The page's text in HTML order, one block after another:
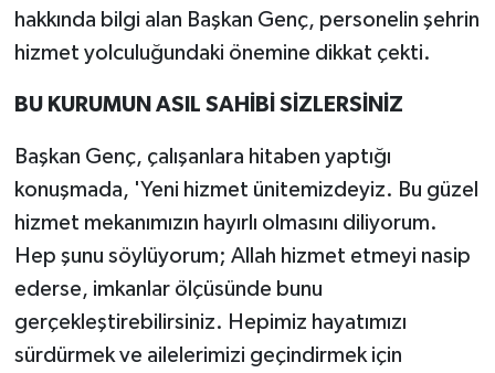
hakkında bilgi alan Başkan Genç, personelin şehrin
hizmet yolculuğundaki önemine dikkat çekti.
BU KURUMUN ASIL SAHİBİ SİZLERSİNİZ
Başkan Genç, çalışanlara hitaben yaptığı
konuşmada, 'Yeni hizmet ünitemizdeyiz. Bu güzel
hizmet mekanımızın hayırlı olmasını diliyorum.
Hep şunu söylüyorum; Allah hizmet etmeyi nasip
ederse, imkanlar ölçüsünde bunu
gerçekleştirebilirsiniz. Hepimiz hayatımızı
sürdürmek ve ailelerimizi geçindirmek için